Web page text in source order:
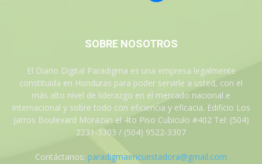
SOBRE NOSOTROS
El Diario Digital Paradigma es una empresa legalmente
constituida en Honduras para poder servirle a usted, con el
más alto nivel de liderazgo en el mercado nacional e
internacional y sobre todo con eficiencia y eficacia. Edificio Los
Jarros Boulevard Morazan el 4to Piso Cubiculo #402 Tel: (504)
2231-3303 / (504) 9522-3307
Contáctanos: paradigmaencuestadora@gmail.com